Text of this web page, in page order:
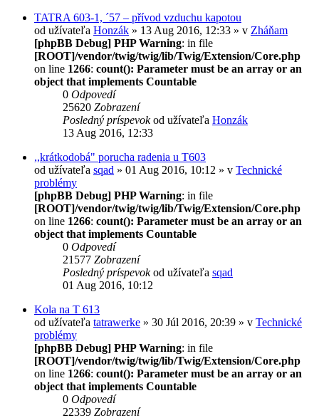
TATRA 603-1, ´57 – přívod vzduchu kapotou
od užívateľa Honzák » 13 Aug 2016, 12:33 » v Zháňam
[phpBB Debug] PHP Warning: in file
[ROOT]/vendor/twig/twig/lib/Twig/Extension/Core.php
on line 1266: count(): Parameter must be an array or an
object that implements Countable
0 Odpovedí
25620 Zobrazení
Posledný príspevokod užívateľa Honzák
13 Aug 2016, 12:33
,,krátkodobá" porucha radenia u T603
od užívateľa sqad » 01 Aug 2016, 10:12 » v Technické
problémy
[phpBB Debug] PHP Warning: in file
[ROOT]/vendor/twig/twig/lib/Twig/Extension/Core.php
on line 1266: count(): Parameter must be an array or an
object that implements Countable
0 Odpovedí
21577 Zobrazení
Posledný príspevokod užívateľa sqad
01 Aug 2016, 10:12
Kola na T 613
od užívateľa tatrawerke » 30 Júl 2016, 20:39 » v Technické
problémy
[phpBB Debug] PHP Warning: in file
[ROOT]/vendor/twig/twig/lib/Twig/Extension/Core.php
on line 1266: count(): Parameter must be an array or an
object that implements Countable
0 Odpovedí
22339 Zobrazení